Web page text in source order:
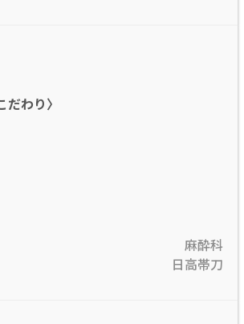
だわり〉
麻酔科
日高帯刀